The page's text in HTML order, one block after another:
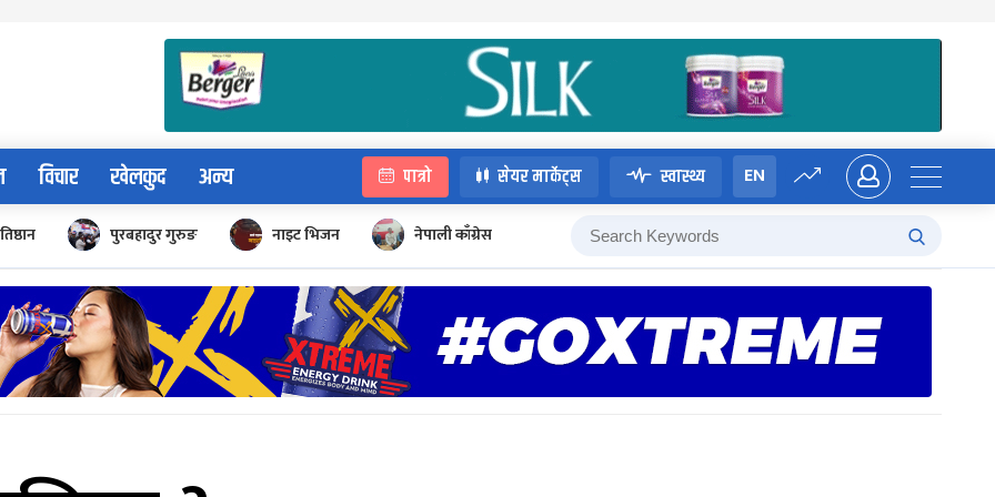
विचार खेलकुद अन्य पात्रो सेयर मार्केट्स स्वास्थ्य EN
पुरबहादुर गुरुङ नाइट भिजन नेपाली काँग्रेस